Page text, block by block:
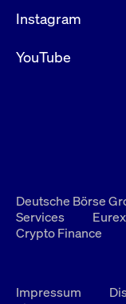
Instagram
YouTube
Deutsche Börse
Services
Eurex
Crypto Finance
Impressum